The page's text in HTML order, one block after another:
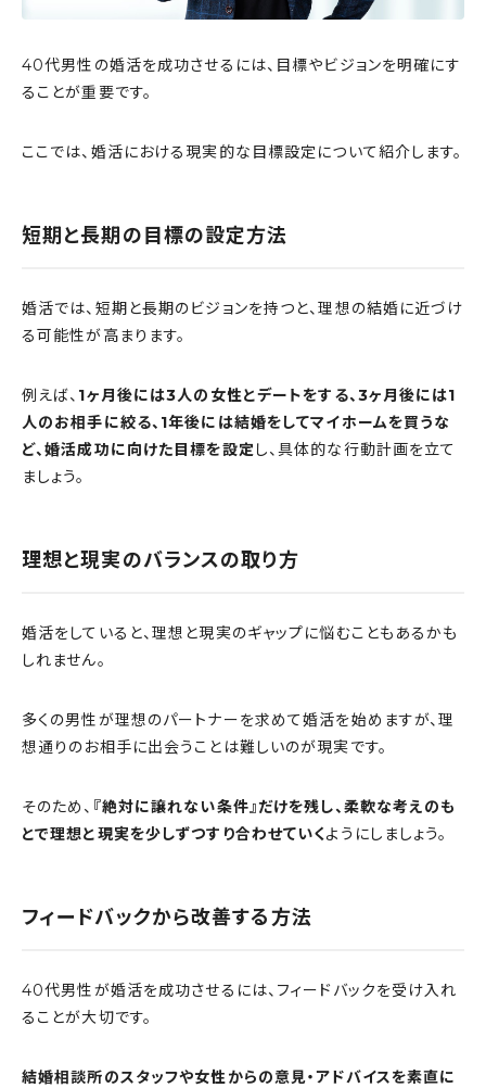
40代男性の婚活を成功させるには、目標やビジョンを明確にす
ることが重要です。
ここでは、婚活における現実的な目標設定について紹介します。
短期と長期の目標の設定方法
婚活では、短期と長期のビジョンを持つと、理想の結婚に近づけ
る可能性が高まります。
例えば、 1ヶ月後には3人の女性とデートをする、3ヶ月後には1
人のお相手に絞る、1年後には結婚をしてマイホームを買うな
ど、婚活成功に向けた目標を設定し、具体的な行動計画を立て
ましょう。
理想と現実のバランスの取り方
婚活をしていると、理想と現実のギャップに悩むこともあるかも
しれません。
多くの男性が理想のパートナーを求めて婚活を始めますが、理
想通りのお相手に出会うことは難しいのが現実です。
そのため、 『絶対に譲れない条件』だけを残し、柔軟な考えのも
とで理想と現実を少しずつすり合わせていくようにしましょう。
フィードバックから改善する方法
40代男性が婚活を成功させるには、フィードバックを受け入れ
ることが大切です。
結婚相談所のスタッフや女性からの意見・アドバイスを素直に